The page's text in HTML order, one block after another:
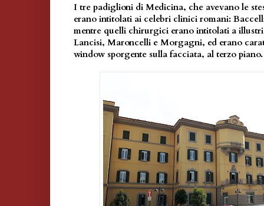
I tre padiglioni di Medicina, che avevano le
erano intitolati ai celebri clinici romani:
mentre quelli chirurgici erano intitolati a
Lancisi, Maroncelli e Morgagni, ed erano
window sporgente sulla facciata, al terzo piano.